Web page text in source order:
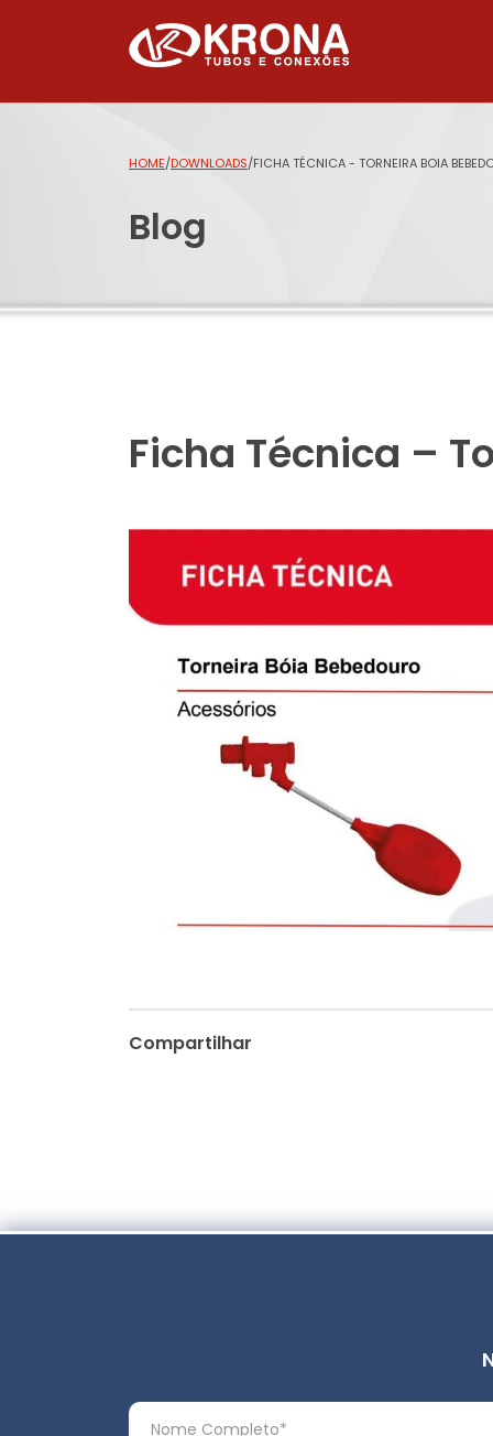
HOME/DOWNLOADS/FICHA TÉCNICA - TORNEIRA BOIA
Blog
Ficha Técnica –
Compartilhar